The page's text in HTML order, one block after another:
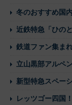
冬のおすすめ国
近鉄特急「ひのと
鉄道ファン集ま
立山黒部アルペ
新型特急スペー
レッツゴー四国